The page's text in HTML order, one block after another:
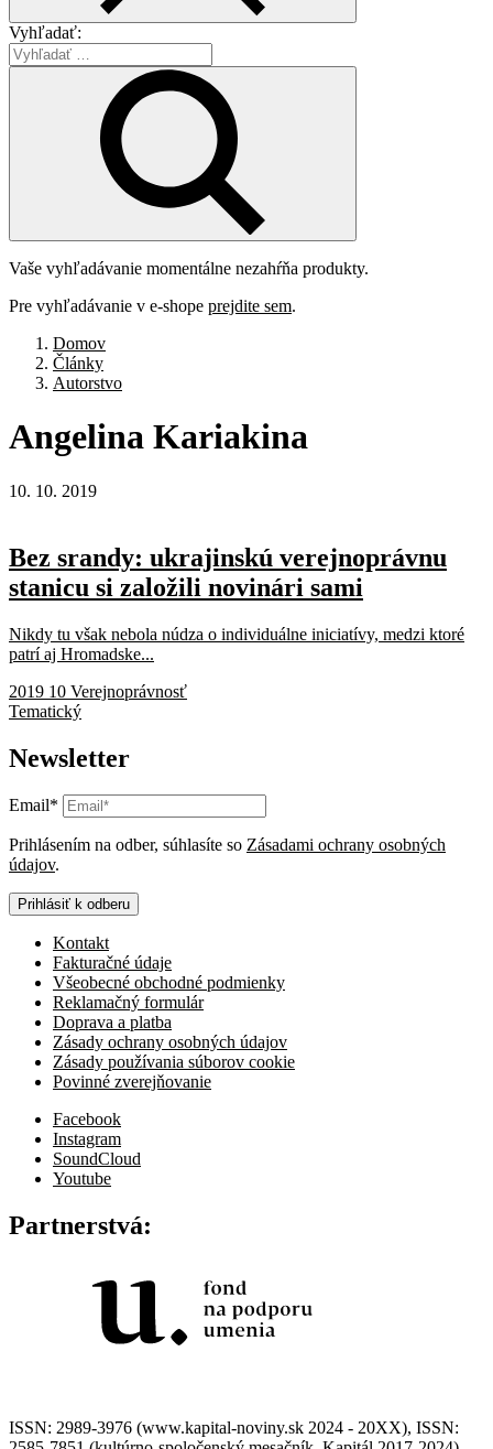
Vyhľadať:
Vaše vyhľadávanie momentálne nezahŕňa produkty.
Pre vyhľadávanie v e-shope prejdite sem.
Domov
Články
Autorstvo
Angelina Kariakina
10. 10. 2019
Bez srandy: ukrajinskú verejnoprávnu
stanicu si založili novinári sami
Nikdy tu však nebola núdza o individuálne iniciatívy, medzi ktoré
patrí aj Hromadske...
2019 10 Verejnoprávnosť
Tematický
Newsletter
Email*
Prihlásením na odber, súhlasíte so Zásadami ochrany osobných
údajov.
Prihlásiť k odberu
Kontakt
Fakturačné údaje
Všeobecné obchodné podmienky
Reklamačný formulár
Doprava a platba
Zásady ochrany osobných údajov
Zásady používania súborov cookie
Povinné zverejňovanie
Facebook
Instagram
SoundCloud
Youtube
Partnerstvá:
ISSN: 2989-3976 (www.kapital-noviny.sk 2024 - 20XX), ISSN: